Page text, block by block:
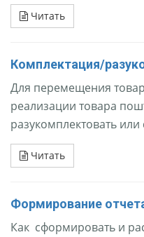
Читать
Комплектация/
Для перемещения
реализации товара
разукомплектовать
Читать
Формирование
Как сформировать и